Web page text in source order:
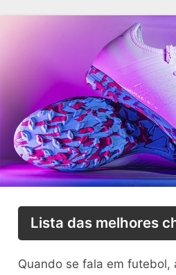
Lista das melhores
Quando se fala em futebol,